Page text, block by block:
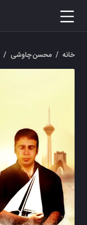
خانه / محسن چاوشی /